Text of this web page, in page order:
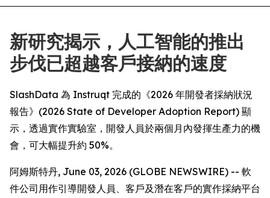
新研究揭示，人工智能的推出
步伐已超越客戶接納的速度
SlashData 為 Instruqt 完成的《2026 年開發者採納狀況
報告》(2026 State of Developer Adoption Report) 顯
示，透過實作實驗室，開發人員於兩個月內發揮生產力的機
會，可大幅提升約 50%。
阿姆斯特丹, June 03, 2026 (GLOBE NEWSWIRE) -- 軟
件公司用作引導開發人員、客戶及潛在客戶的實作採納平台